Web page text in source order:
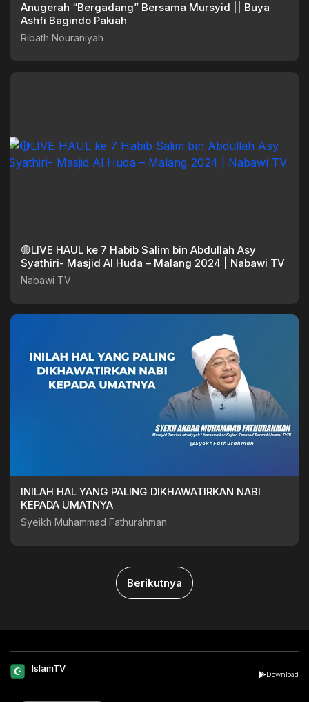
Anugerah “Bergadang” Bersama Mursyid || Buya
Ashfi Bagindo Pakiah
Ribath Nouraniyah
🔴LIVE HAUL ke 7 Habib Salim bin Abdullah Asy
Syathiri- Masjid Al Huda – Malang 2024 | Nabawi TV
Nabawi TV
INILAH HAL YANG PALING DIKHAWATIRKAN NABI
KEPADA UMATNYA
Syeikh Muhammad Fathurahman
Berikutnya
IslamTV
Download